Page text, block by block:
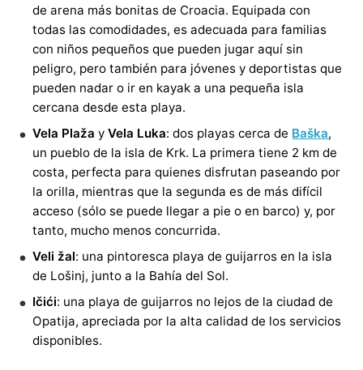
de arena más bonitas de Croacia. Equipada con
todas las comodidades, es adecuada para familias
con niños pequeños que pueden jugar aquí sin
peligro, pero también para jóvenes y deportistas que
pueden nadar o ir en kayak a una pequeña isla
cercana desde esta playa.
Vela Plaža y Vela Luka: dos playas cerca de Baška,
un pueblo de la isla de Krk. La primera tiene 2 km de
costa, perfecta para quienes disfrutan paseando por
la orilla, mientras que la segunda es de más difícil
acceso (sólo se puede llegar a pie o en barco) y, por
tanto, mucho menos concurrida.
Veli žal: una pintoresca playa de guijarros en la isla
de Lošinj, junto a la Bahía del Sol.
Ičići: una playa de guijarros no lejos de la ciudad de
Opatija, apreciada por la alta calidad de los servicios
disponibles.